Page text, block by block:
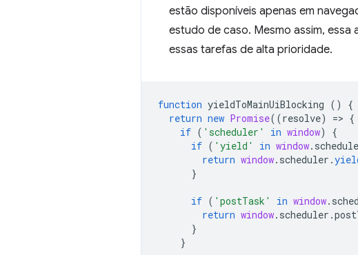
estão disponíveis apenas em
estudo de caso. Mesmo assim,
essas tarefas de alta prioridade.
function yieldToMainUiBlocking ()
{
return new Promise((resolve) => {
if ( 'scheduler' in window)
{
if ( 'yield' in window.
return window. scheduler .
}
if ( 'postTask' in window.
return window. scheduler .
}
}